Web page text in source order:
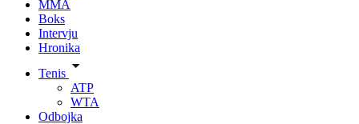
MMA
Boks
Intervju
Hronika
Tenis
ATP
WTA
Odbojka